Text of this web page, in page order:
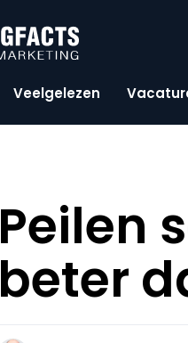
Veelgelezen
Peilen
beter